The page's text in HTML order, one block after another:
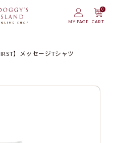
MY PAGE CART
0
】メッセージTシャツ